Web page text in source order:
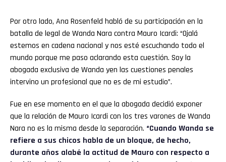
Por otro lado, Ana Rosenfeld habló de su participación en la
batalla de legal de Wanda Nara contra Mauro Icardi: “Ojalá
estemos en cadena nacional y nos esté escuchando todo el
mundo porque me paso aclarando esta cuestión. Soy la
abogada exclusiva de Wanda yen las cuestiones penales
intervino un profesional que no es de mi estudio”.
Fue en ese momento en el que la abogada decidió exponer
que la relación de Mauro Icardi con los tres varones de Wanda
Nara no es la misma desde la separación. “Cuando Wanda se
refiere a sus chicos habla de un bloque, de hecho,
durante años alabé la actitud de Mauro con respecto a